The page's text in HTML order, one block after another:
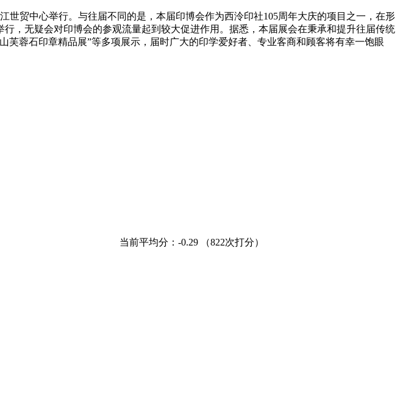
贸中心举行。与往届不同的是，本届印博会作为西泠印社105周年大庆的项目之一，在形
，无疑会对印博会的参观流量起到较大促进作用。据悉，本届展会在秉承和提升往届传统
蓉石印章精品展”等多项展示，届时广大的印学爱好者、专业客商和顾客将有幸一饱眼
当前平均分： -0.29 （822次打分）